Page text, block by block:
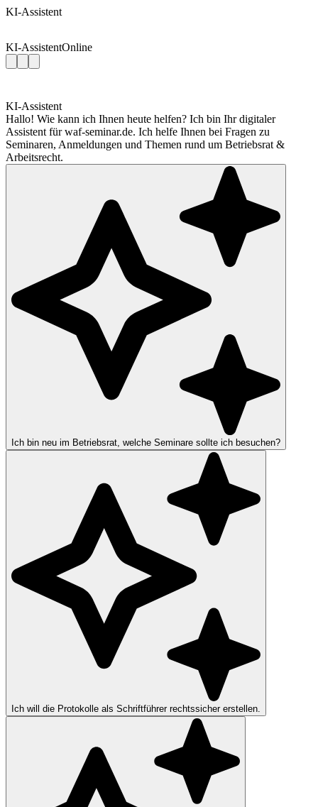
KI-Assistent
KI-AssistentOnline
KI-Assistent
Hallo! Wie kann ich Ihnen heute helfen? Ich bin Ihr digitaler
Assistent für waf-seminar.de. Ich helfe Ihnen bei Fragen zu
Seminaren, Anmeldungen und Themen rund um Betriebsrat &
Arbeitsrecht.
Ich bin neu im Betriebsrat, welche Seminare sollte ich besuchen?
Ich will die Protokolle als Schriftführer rechtssicher erstellen.